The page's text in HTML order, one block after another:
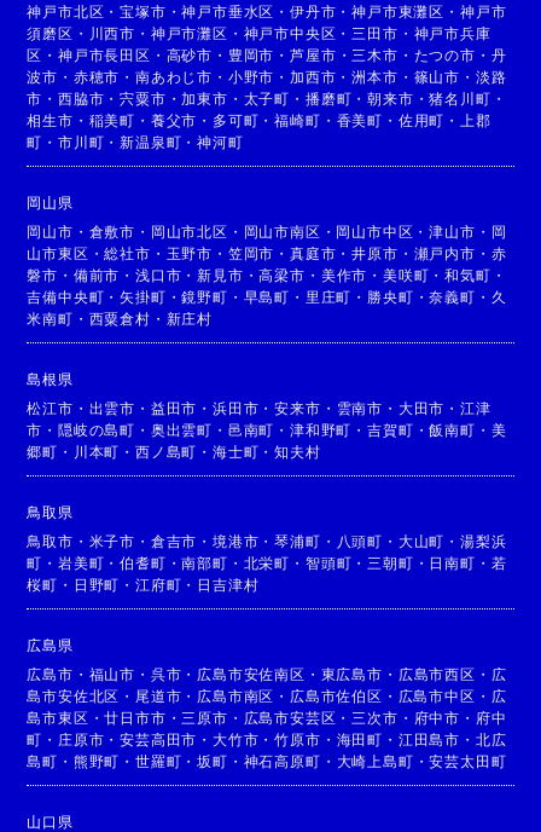
神戸市北区 ・宝塚市 ・神戸市垂水区 ・伊丹市 ・神戸市東灘区 ・ 神戸市
須磨区 ・ 川西市 ・ 神戸市灘区 ・ 神戸市中央区 ・ 三田市 ・ 神戸市兵庫
区 ・神戸市長田区 ・ 高砂市 ・ 豊岡市 ・芦屋市 ・ 三木市 ・ たつの市 ・ 丹
波市 ・ 赤穂市 ・南あわじ市 ・ 小野市 ・加西市 ・洲本市 ・ 篠山市 ・ 淡路
市 ・西脇市 ・宍粟市 ・加東市 ・ 太子町 ・ 播磨町 ・朝来市 ・猪名川町 ・
相生市 ・ 稲美町 ・ 養父市 ・ 多可町 ・福崎町 ・ 香美町 ・ 佐用町 ・
上郡
町 ・市川町 ・新温泉町 ・神河町
岡山県
岡山市 ・ 倉敷市 ・ 岡山市北区 ・ 岡山市南区 ・ 岡山市中区 ・津山市 ・ 岡
山市東区 ・総社市 ・ 玉野市 ・ 笠岡市 ・真庭市 ・井原市 ・ 瀬戸内市 ・ 赤
磐市 ・ 備前市 ・浅口市 ・新見市 ・高梁市 ・ 美作市 ・ 美咲町 ・和気町 ・
吉備中央町 ・矢掛町 ・鏡野町 ・ 早島町 ・ 里庄町 ・ 勝央町 ・奈義町 ・ 久
米南町 ・ 西粟倉村 ・ 新庄村
島根県
松江市 ・ 出雲市 ・ 益田市 ・浜田市 ・安来市 ・ 雲南市 ・ 大田市 ・ 江津
市 ・隠岐の島町 ・ 奥出雲町 ・ 邑南町 ・津和野町 ・吉賀町 ・飯南町 ・ 美
郷町 ・ 川本町 ・西ノ島町 ・海士町 ・知夫村
鳥取県
鳥取市 ・ 米子市 ・ 倉吉市 ・境港市 ・琴浦町 ・ 八頭町 ・ 大山町 ・ 湯梨浜
町 ・岩美町 ・伯耆町 ・南部町 ・ 北栄町 ・ 智頭町 ・ 三朝町 ・ 日南町 ・ 若
桜町 ・ 日野町 ・江府町 ・ 日吉津村
広島県
広島市 ・ 福山市 ・ 呉市 ・ 広島市安佐南区 ・ 東広島市 ・ 広島市西区 ・ 広
島市安佐北区 ・ 尾道市 ・ 広島市南区 ・ 広島市佐伯区 ・ 広島市中区 ・ 広
島市東区 ・廿日市市 ・ 三原市 ・ 広島市安芸区 ・ 三次市 ・ 府中市 ・ 府中
町 ・ 庄原市 ・安芸高田市 ・大竹市 ・竹原市 ・ 海田町 ・ 江田島市 ・ 北広
島町 ・ 熊野町 ・世羅町 ・坂町 ・ 神石高原町 ・ 大崎上島町 ・安芸太田町
山口県